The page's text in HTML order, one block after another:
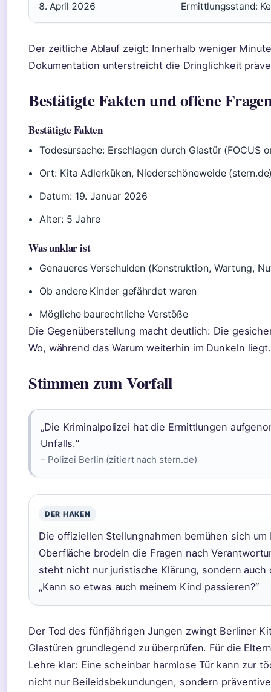
8. April 2026 Ermittlungsstand:
Der zeitliche Ablauf zeigt: Innerhalb weniger
Dokumentation unterstreicht die Dringlichkeit
Bestätigte Fakten und offene
Bestätigte Fakten
Todesursache: Erschlagen durch Glastür (FOCUS
Ort: Kita Adlerküken, Niederschöneweide
Datum: 19. Januar 2026
Alter: 5 Jahre
Was unklar ist
Genaueres Verschulden (Konstruktion, Wartung,
Ob andere Kinder gefährdet waren
Mögliche baurechtliche Verstöße
Die Gegenüberstellung macht deutlich: Die
Wo, während das Warum weiterhin im Dunkeln liegt.
Stimmen zum Vorfall
„Die Kriminalpolizei hat die Ermittlungen
Unfalls.“
– Polizei Berlin (zitiert nach stern.de)
DER HAKEN
Die offiziellen Stellungnahmen bemühen sich
Oberfläche brodeln die Fragen nach
steht nicht nur juristische Klärung, sondern auch
„Kann so etwas auch meinem Kind passieren?“
Der Tod des fünfjährigen Jungen zwingt Berliner
Glastüren grundlegend zu überprüfen. Für die
Lehre klar: Eine scheinbar harmlose Tür kann zur
nicht nur Beileidsbekundungen, sondern